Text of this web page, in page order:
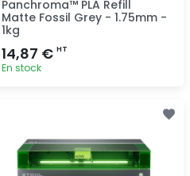
Panchroma™ PLA Refill
Matte Fossil Grey - 1.75mm -
1kg
14,87 € HT
En stock